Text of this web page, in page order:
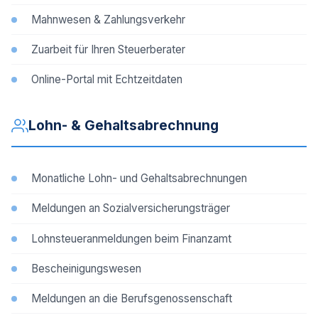
Mahnwesen & Zahlungsverkehr
Zuarbeit für Ihren Steuerberater
Online-Portal mit Echtzeitdaten
Lohn- & Gehaltsabrechnung
Monatliche Lohn- und Gehaltsabrechnungen
Meldungen an Sozialversicherungsträger
Lohnsteueranmeldungen beim Finanzamt
Bescheinigungswesen
Meldungen an die Berufsgenossenschaft